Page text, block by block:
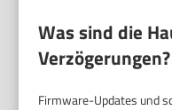
Was sind die
Verzögerungen?
Firmware-Updates und